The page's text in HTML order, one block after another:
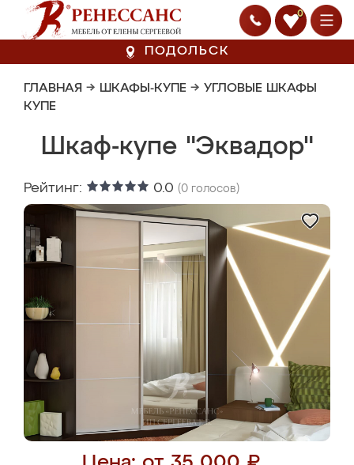
0
ПОДОЛЬСК
ГЛАВНАЯ → ШКАФЫ-КУПЕ → УГЛОВЫЕ ШКАФЫ
КУПЕ
Шкаф-купе "Эквадор"
Рейтинг: 0.0 (0 голосов)